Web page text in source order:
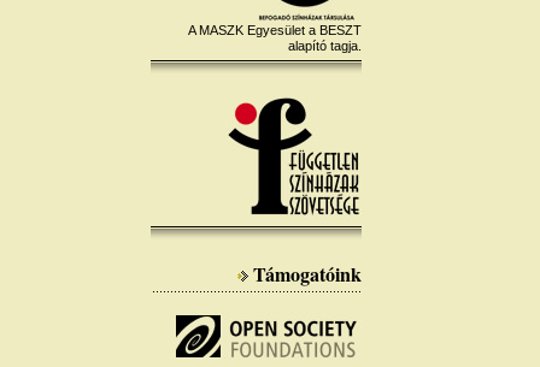
A MASZK Egyesület a BESZT
alapító tagja.
Támogatóink